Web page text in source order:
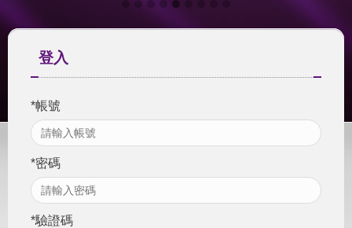
登入
*帳號
*密碼
*驗證碼